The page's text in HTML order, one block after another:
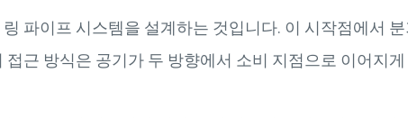
파이프 시스템을 설계하는 것입니다. 이 시작점에서
근 방식은 공기가 두 방향에서 소비 지점으로 이어지